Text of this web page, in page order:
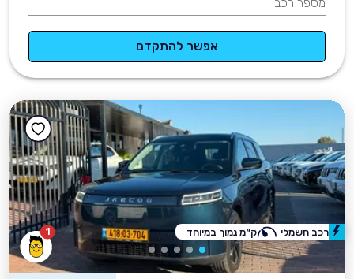
מספר רכב
אפשר להתקדם
1 רכב חשמלי ק״מ נמוך במיוחד